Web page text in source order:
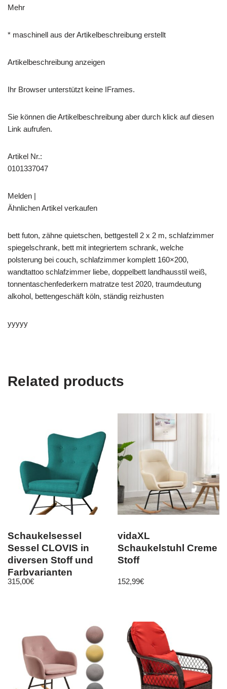
Mehr
* maschinell aus der Artikelbeschreibung erstellt
Artikelbeschreibung anzeigen
Ihr Browser unterstützt keine IFrames.
Sie können die Artikelbeschreibung aber durch klick auf diesen
Link aufrufen.
Artikel Nr.:
0101337047
Melden |
Ähnlichen Artikel verkaufen
bett futon, zähne quietschen, bettgestell 2 x 2 m, schlafzimmer
spiegelschrank, bett mit integriertem schrank, welche
polsterung bei couch, schlafzimmer komplett 160×200,
wandtattoo schlafzimmer liebe, doppelbett landhausstil weiß,
tonnentaschenfederkern matratze test 2020, traumdeutung
alkohol, bettengeschäft köln, ständig reizhusten
yyyyy
Related products
Schaukelsessel
Sessel CLOVIS in
diversen Stoff und
Farbvarianten
315,00€
vidaXL
Schaukelstuhl Creme
Stoff
152,99€